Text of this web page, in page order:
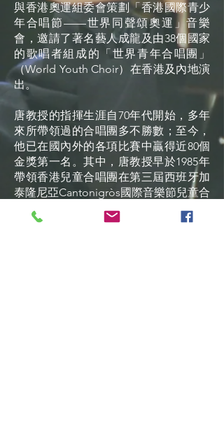
與香港奧運組委會策劃「香港國際青少
年合唱節——世界同聲頌奧運」音樂
會，邀請了著名藝人成龍及由38個國家
的歌唱者組成的「世界青年合唱團」
（World Youth Choir）在香港及內地演
出。
唐教授的指揮生涯自70年代開始，多年
來所帶領過的合唱團多不勝數；至今，
他已在國內外的各項比賽中贏得近80個
金獎第一名。其中，唐教授早於1985年
帶領香港兒童合唱團在第三屆西班牙加
泰隆尼亞Cantonigròs國際音樂節兒童合
唱組中贏得冠軍，並於1994年獲亞洲文
化協會頒發洛克菲勒獎學金到訪美國18